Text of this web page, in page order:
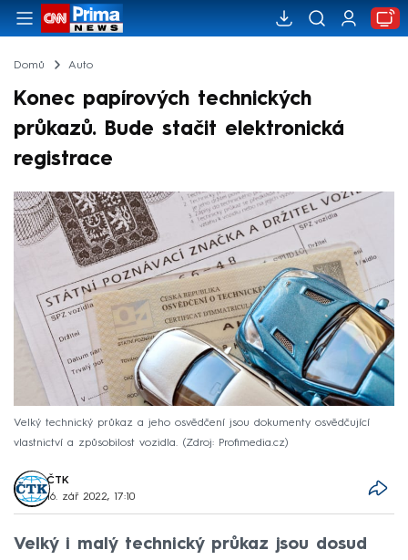
Domů Auto
Konec papírových technických
průkazů. Bude stačit elektronická
registrace
Velký technický průkaz a jeho osvědčení jsou dokumenty osvědčující
vlastnictví a způsobilost vozidla.
Zdroj: Profimedia.cz
ČTK
16. zář 2022, 17:10
Velký i malý technický průkaz jsou dosud